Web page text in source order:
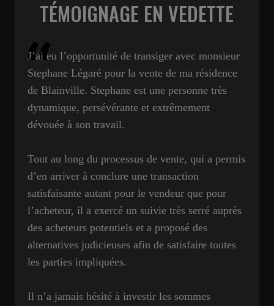
TÉMOIGNAGE EN VEDETTE
J’ai eu l’opportunité de transiger avec monsieur
Stephane Légaré pour la vente de ma résidence
de Blainville. Stephane est une personne très
dynamique, persévérante et extrêmement
dévouée à son travail.
Tout au long du processus de vente, qui a permis
d’en arriver à conclure une transaction
satisfaisante autant pour le vendeur que pour
l’acheteur, il a exercé un suivie très serré auprès
des acheteurs potentiels et a proposé des
alternatives judicieuses afin de satisfaire toutes
les parties impliquées.
Il n’a jamais hésité à investir les sommes